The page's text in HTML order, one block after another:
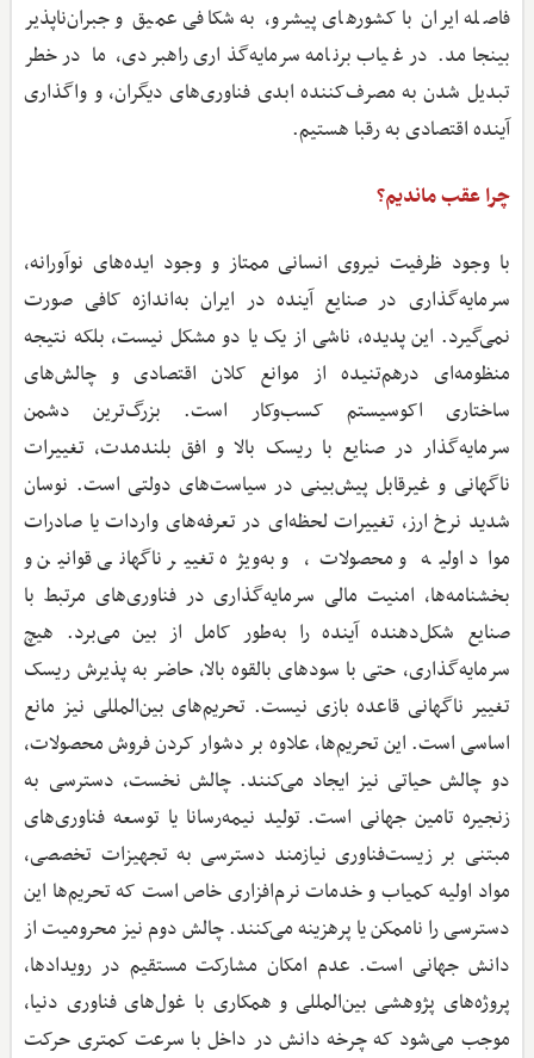
فاصله ایران با کشورهای پیشرو، به شکافی عمیق و جبران‌ناپذیر
بینجامد. در غیاب برنامه سرمایه‌گذاری راهبردی، ما در خطر
تبدیل‌ شدن به مصرف‌کننده ابدی فناوری‌های دیگران، و واگذاری
آینده اقتصادی به رقبا هستیم.
چرا عقب ماندیم؟
با وجود ظرفیت نیروی انسانی ممتاز و وجود ایده‌های نوآورانه،
سرمایه‌گذاری در صنایع آینده در ایران به‌اندازه کافی صورت
نمی‌گیرد. این پدیده، ناشی از یک یا دو مشکل نیست، بلکه نتیجه
منظومه‌ای درهم‌تنیده از موانع کلان اقتصادی و چالش‌های
ساختاری اکوسیستم کسب‌وکار است. بزرگ‌ترین دشمن
سرمایه‌گذار در صنایع با ریسک بالا و افق بلندمدت، تغییرات
ناگهانی و غیرقابل پیش‌بینی در سیاست‌های دولتی است. نوسان
شدید نرخ ارز، تغییرات لحظه‌ای در تعرفه‌های واردات یا صادرات
مواد اولیه و محصولات، و به‌ویژه تغییر ناگهانی قوانین و
بخشنامه‌ها، امنیت مالی سرمایه‌گذاری در فناوری‌های مرتبط با
صنایع شکل‌دهنده آینده را به‌طور کامل از بین می‌برد. هیچ
سرمایه‌گذاری، حتی با سودهای بالقوه بالا، حاضر به پذیرش ریسک
تغییر ناگهانی قاعده بازی نیست. تحریم‌های بین‌المللی نیز مانع
اساسی است. این تحریم‌ها، علاوه بر دشوار کردن فروش محصولات،
دو چالش حیاتی نیز ایجاد می‌کنند. چالش نخست، دسترسی به
زنجیره تامین جهانی است. تولید نیمه‌رسانا یا توسعه فناوری‌های
مبتنی بر زیست‌فناوری نیازمند دسترسی به تجهیزات تخصصی،
مواد اولیه کمیاب و خدمات نرم‌افزاری خاص است که تحریم‌ها این
دسترسی را ناممکن یا پرهزینه می‌کنند. چالش دوم نیز محرومیت از
دانش جهانی است. عدم امکان مشارکت مستقیم در رویدادها،
پروژه‌های پژوهشی بین‌المللی و همکاری با غول‌های فناوری دنیا،
موجب می‌شود که چرخه دانش در داخل با سرعت کمتری حرکت